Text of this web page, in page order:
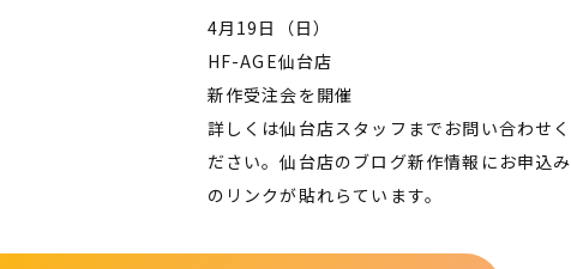
4月19日（日）
HF-AGE仙台店
新作受注会を開催
詳しくは仙台店スタッフまでお問い合わせく
ださい。仙台店のブログ新作情報にお申込み
のリンクが貼れらています。